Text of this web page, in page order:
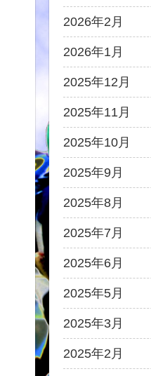
2026年2月
2026年1月
2025年12月
2025年11月
2025年10月
2025年9月
2025年8月
2025年7月
2025年6月
2025年5月
2025年3月
2025年2月